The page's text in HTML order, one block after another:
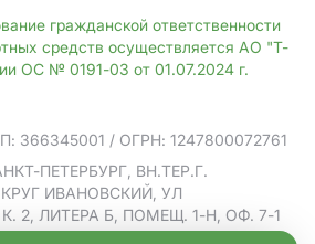
гражданской ответственности
средств осуществляется АО "Т-
ОС № 0191-03 от 01.07.2024 г.
366345001 / ОГРН: 1247800072761
ПЕТЕРБУРГ, ВН.ТЕР.Г.
ИВАНОВСКИЙ, УЛ
2, ЛИТЕРА Б, ПОМЕЩ. 1-Н, ОФ. 7-1